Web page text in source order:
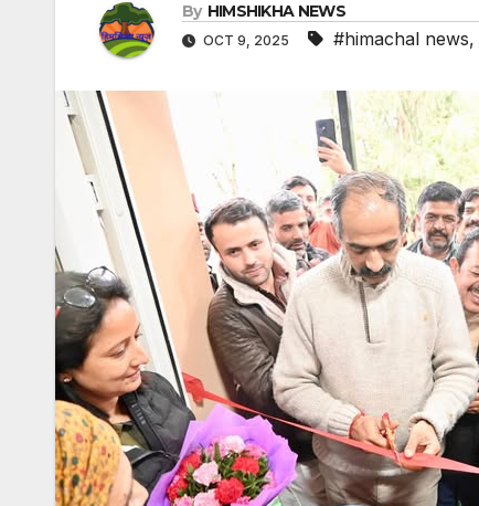
By HIMSHIKHA NEWS
OCT 9, 2025 #himachal news,